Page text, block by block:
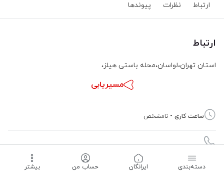
ارتباط نظرات پیوند‌ها
ارتباط
استان تهران،لواسان،محله باستی هیلز،
مسیریابی
ساعت کاری - نامشخص
09123186753
دسته‌بندی ‌ایرانگان حساب من بیشتر